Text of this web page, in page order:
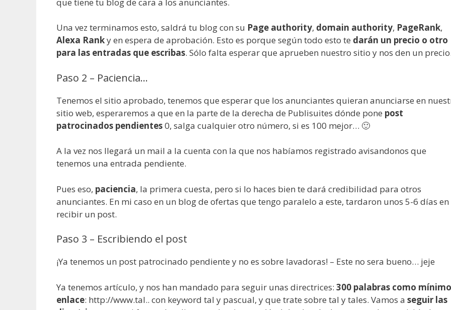
Una vez terminamos esto, saldrá tu blog con su Page authority, domain authority, PageRank,
Alexa Ranky en espera de aprobación. Esto es porque según todo esto te darán un precio o otro
para las entradas que escribas. Sólo falta esperar que aprueben nuestro sitio y nos den un
Paso 2 – Paciencia…
Tenemos el sitio aprobado, tenemos que esperar que los anunciantes quieran anunciarse en
sitio web, esperaremos a que en la parte de la derecha de Publisuites dónde pone post
patrocinados pendientes0, salga cualquier otro número, si es 100 mejor… 🙂
A la vez nos llegará un mail a la cuenta con la que nos habíamos registrado avisandonos que
tenemos una entrada pendiente.
Pues eso, paciencia, la primera cuesta, pero si lo haces bien te dará credibilidad para otros
anunciantes. En mi caso en un blog de ofertas que tengo paralelo a este, tardaron unos 5-6 días en
recibir un post.
Paso 3 – Escribiendo el post
¡Ya tenemos un post patrocinado pendiente y no es sobre lavadoras! – Este no sera bueno… jeje
Ya tenemos artículo, y nos han mandado para seguir unas directrices: 300 palabras como mínimo
enlace: http://www.tal.. con keyword tal y pascual, y que trate sobre tal y tales. Vamos a seguir las